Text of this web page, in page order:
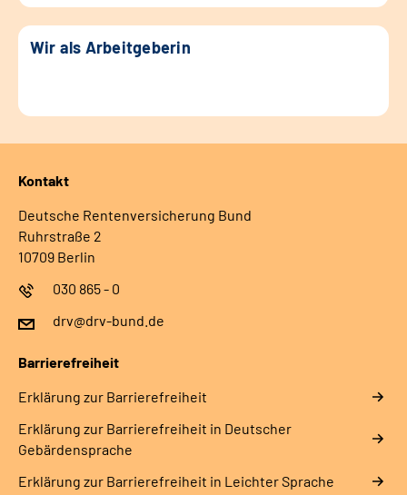
Wir als Arbeitgeberin
Kontakt
Deutsche Rentenversicherung Bund
Ruhrstraße 2
10709 Berlin
030 865 - 0
drv@drv-bund.de
Barrierefreiheit
Erklärung zur Barrierefreiheit
Erklärung zur Barrierefreiheit in Deutscher
Gebärdensprache
Erklärung zur Barrierefreiheit in Leichter Sprache